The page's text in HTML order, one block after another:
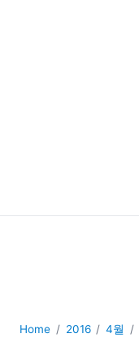
Home 2016 4월